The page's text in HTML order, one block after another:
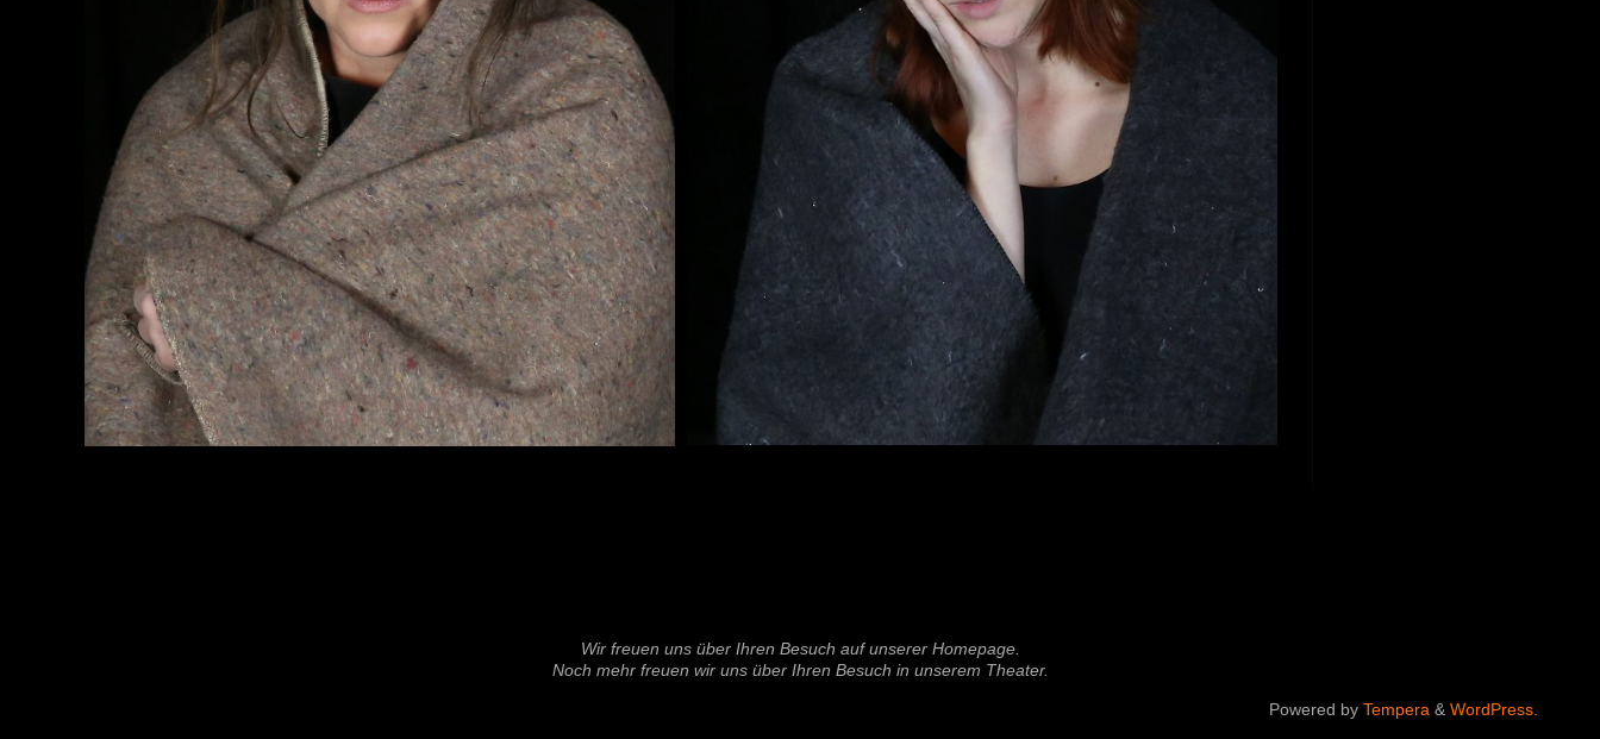
Wir freuen uns über Ihren Besuch auf unserer Homepage.
Noch mehr freuen wir uns über Ihren Besuch in unserem Theater.
Powered by Tempera & WordPress.